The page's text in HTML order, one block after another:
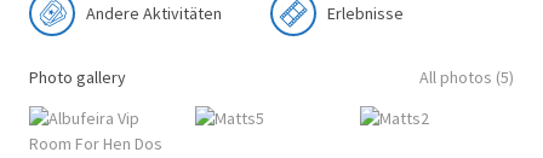
Andere Aktivitäten Erlebnisse
Photo gallery All photos (5)